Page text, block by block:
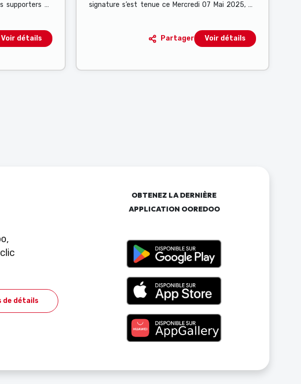
supporters du
et incarne une
algérien à l’ère
Voir détails
signature s’est tenue ce Mercredi 07 Mai 2025, au
présence de plusieurs figures emblématiques du
club et de cadres dirigeants des deux parties.
Partager Voir détails
de détails
OBTENEZ LA DERNIÈRE
APPLICATION OOREDOO